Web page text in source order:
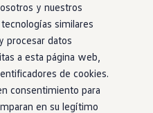
y nuestros
similares
procesar datos
a esta página web,
de cookies.
consentimiento para
en su legítimo